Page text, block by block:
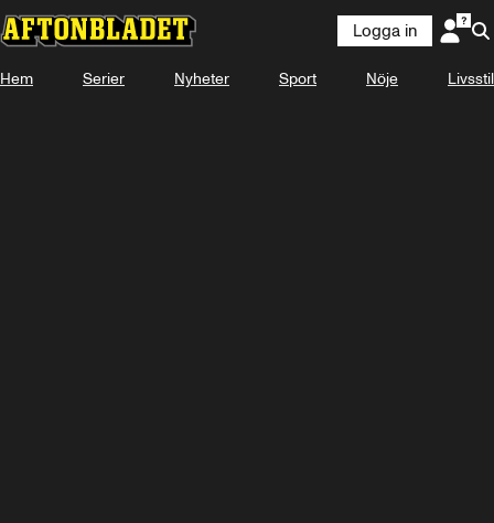
Logga in
Hem Serier Nyheter Sport Nöje Livsstil